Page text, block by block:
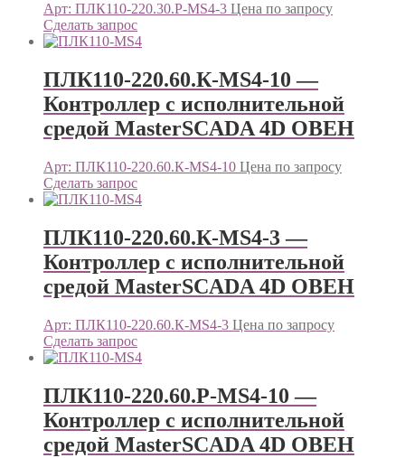
Арт: ПЛК110-220.30.Р-МS4-3 Цена по запросу
Сделать запрос
ПЛК110-220.60.К-МS4-10 —
Контроллер c исполнительной
средой MasterSCADA 4D ОВЕН
Арт: ПЛК110-220.60.К-МS4-10 Цена по запросу
Сделать запрос
ПЛК110-220.60.К-МS4-3 —
Контроллер c исполнительной
средой MasterSCADA 4D ОВЕН
Арт: ПЛК110-220.60.К-МS4-3 Цена по запросу
Сделать запрос
ПЛК110-220.60.Р-МS4-10 —
Контроллер c исполнительной
средой MasterSCADA 4D ОВЕН